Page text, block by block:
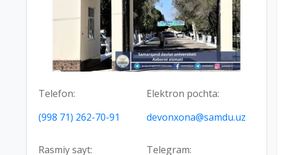
Telefon:
(998 71) 262-70-91
Elektron pochta:
devonxona@samdu.uz
Rasmiy sayt:
Telegram: